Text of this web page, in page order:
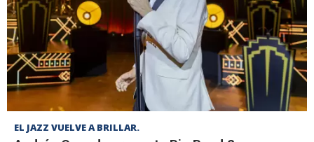
EL JAZZ VUELVE A BRILLAR.